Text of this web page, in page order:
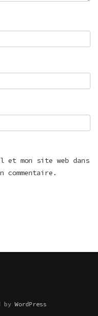
et mon site web dans
commentaire.
byWordPress